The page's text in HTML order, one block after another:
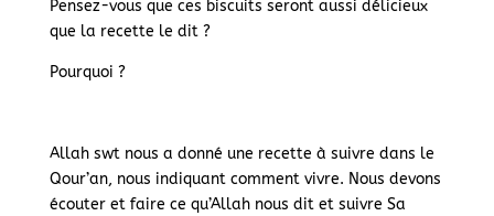
Pensez-vous que ces biscuits seront aussi délicieux
que la recette le dit ?
Pourquoi ?
Allah swt nous a donné une recette à suivre dans le
Qour’an, nous indiquant comment vivre. Nous devons
écouter et faire ce qu’Allah nous dit et suivre Sa